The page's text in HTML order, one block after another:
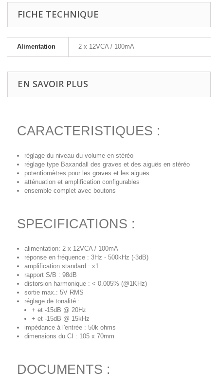
FICHE TECHNIQUE
Alimentation 2 x 12VCA / 100mA
EN SAVOIR PLUS
CARACTERISTIQUES :
réglage du niveau du volume en stéréo
réglage type Baxandall des graves et des aiguës en stéréo
potentiomètres pour les graves et les aiguës
atténuation et amplification configurables
ensemble complet avec boutons
SPECIFICATIONS :
alimentation: 2 x 12VCA / 100mA
réponse en fréquence : 3Hz - 500kHz (-3dB)
amplification standard : x1
rapport S/B : 98dB
distorsion harmonique : < 0.005% (@1KHz)
sortie max.: 5V RMS
réglage de tonalité :
+ et -15dB @ 20Hz
+ et -15dB @ 15kHz
impédance à l'entrée : 50k ohms
dimensions du CI : 105 x 70mm
DOCUMENTS :